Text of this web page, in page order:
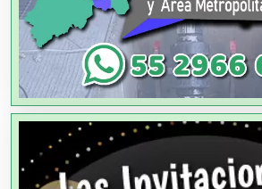
Albercas
Alimentos
Almacenaje